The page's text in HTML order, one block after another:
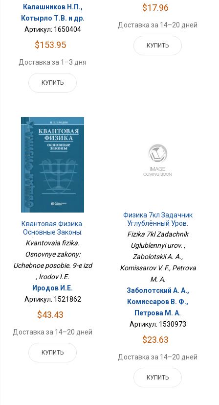
Калашников Н.П.,
Котырло Т.В. и др.
Артикул: 1650404
$153.95
Доставка за 1–3 дня
КУПИТЬ
$17.96
Доставка за 14–20 дней
КУПИТЬ
Квантовая Физика.
Основные Законы:
Учебное Пособие. 9-Е
Kvantovaia fizika.
Osnovnye zakony:
Uchebnoe posobie. 9-e izd
, Irodov I.E.
Иродов И.Е.
Артикул: 1521862
$43.43
Доставка за 14–20 дней
КУПИТЬ
Физика 7кл Задачник
Углублённый Уров.
Fizika 7kl Zadachnik
Uglublennyi urov. ,
Zabolotskii A. A.,
Komissarov V. F., Petrova
M. A.
Заболотский А. А.,
Комиссаров В. Ф.,
Петрова М. А.
Артикул: 1530973
$23.63
Доставка за 14–20 дней
КУПИТЬ